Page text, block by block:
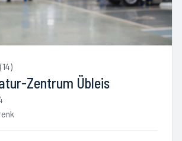
(14)
Zentrum Übleis